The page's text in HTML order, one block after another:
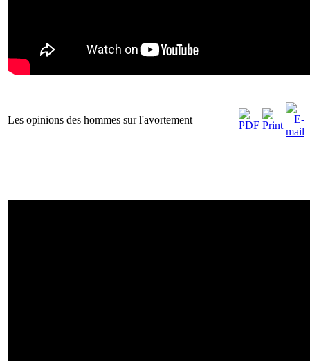
Les opinions des hommes sur l'avortement